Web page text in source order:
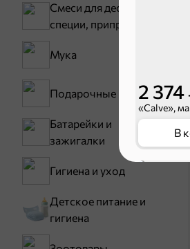
2 374
В
Смеси для десертов,
специи, приправы
Мука
Подарочные пакеты
Батарейки и
зажигалки
Гигиена и уход
Детское питание и
гигиена